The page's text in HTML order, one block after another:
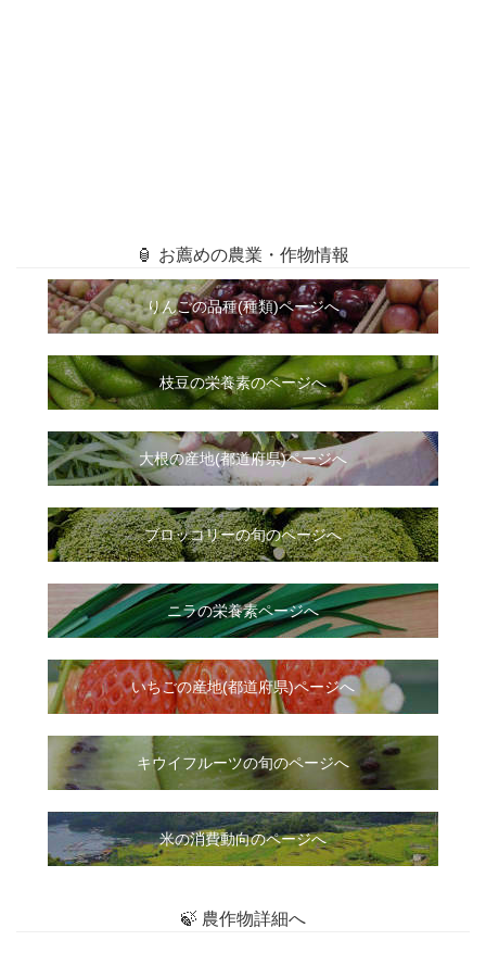
🏮 お薦めの農業・作物情報
りんごの品種(種類)ページへ
枝豆の栄養素のページへ
大根の産地(都道府県)ページへ
ブロッコリーの旬のページへ
ニラの栄養素ページへ
いちごの産地(都道府県)ページへ
キウイフルーツの旬のページへ
米の消費動向のページへ
🍃 農作物詳細へ